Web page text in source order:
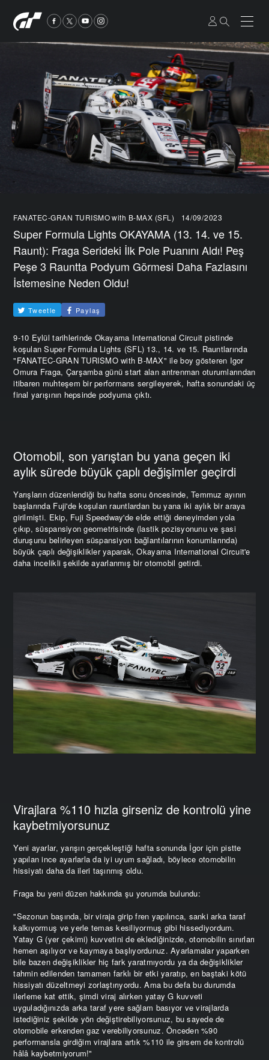
FANATEC-GRAN TURISMO with B-MAX (SFL) 14/09/2023
Super Formula Lights OKAYAMA (13. 14. ve 15.
Raunt): Fraga Serideki İlk Pole Puanını Aldı! Peş
Peşe 3 Rauntta Podyum Görmesi Daha Fazlasını
İstemesine Neden Oldu!
Tweetle Paylaş
9-10 Eylül tarihlerinde Okayama International Circuit pistinde
koşulan Super Formula Lights (SFL) 13., 14. ve 15. Rauntlarında
"FANATEC-GRAN TURISMO with B-MAX" ile boy gösteren Igor
Omura Fraga, Çarşamba günü start alan antrenman oturumlarından
itibaren muhteşem bir performans sergileyerek, hafta sonundaki üç
final yarışının hepsinde podyuma çıktı.
Otomobil, son yarıştan bu yana geçen iki
aylık sürede büyük çaplı değişimler geçirdi
Yarışların düzenlendiği bu hafta sonu öncesinde, Temmuz ayının
başlarında Fuji'de koşulan rauntlardan bu yana iki aylık bir araya
girilmişti. Ekip, Fuji Speedway'de elde ettiği deneyimden yola
çıkıp, süspansiyon geometrisinde (lastik pozisyonunu ve şasi
duruşunu belirleyen süspansiyon bağlantılarının konumlarında)
büyük çaplı değişiklikler yaparak, Okayama International Circuit'e
daha incelikli şekilde ayarlanmış bir otomobil getirdi.
Virajlara %110 hızla girseniz de kontrolü yine
kaybetmiyorsunuz
Yeni ayarlar, yarışın gerçekleştiği hafta sonunda İgor için pistte
yapılan ince ayarlarla da iyi uyum sağladı, böylece otomobilin
hissiyatı daha da ileri taşınmış oldu.
Fraga bu yeni düzen hakkında şu yorumda bulundu:
"Sezonun başında, bir viraja girip fren yapılınca, sanki arka taraf
kalkıyormuş ve yerle temas kesiliyormuş gibi hissediyordum.
Yatay G (yer çekimi) kuvvetini de eklediğinizde, otomobilin sınırları
hemen aşılıyor ve kaymaya başlıyordunuz. Ayarlamalar yaparken
bile bazen değişiklikler hiç fark yaratmıyordu ya da değişiklikler
tahmin edilenden tamamen farklı bir etki yaratıp, en baştaki kötü
hissiyatı düzeltmeyi zorlaştırıyordu. Ama bu defa bu durumda
ilerleme kat ettik, şimdi viraj alırken yatay G kuvveti
uyguladığınızda arka taraf yere sağlam basıyor ve virajlarda
istediğiniz şekilde yön değiştirebiliyorsunuz, bu sayede de
otomobile erkenden gaz verebiliyorsunuz. Önceden %90
performansla girdiğim virajlara artık %110 ile girsem de kontrolü
hâlâ kaybetmiyorum!"